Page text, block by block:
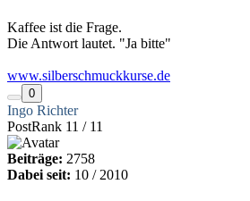
Kaffee ist die Frage.
Die Antwort lautet. "Ja bitte"
www.silberschmuckkurse.de
0
Ingo Richter
PostRank 11 / 11
Beiträge: 2758
Dabei seit: 10 / 2010